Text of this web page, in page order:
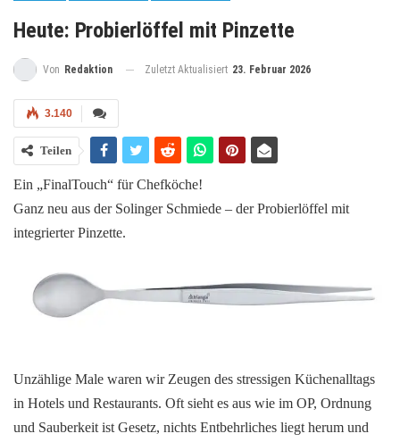
Heute: Probierlöffel mit Pinzette
Von Redaktion Zuletzt Aktualisiert 23. Februar 2026
3.140
Teilen
Ein „FinalTouch“ für Chefköche!
Ganz neu aus der Solinger Schmiede – der Probierlöffel mit
integrierter Pinzette.
Unzählige Male waren wir Zeugen des stressigen Küchenalltags
in Hotels und Restaurants. Oft sieht es aus wie im OP, Ordnung
und Sauberkeit ist Gesetz, nichts Entbehrliches liegt herum und